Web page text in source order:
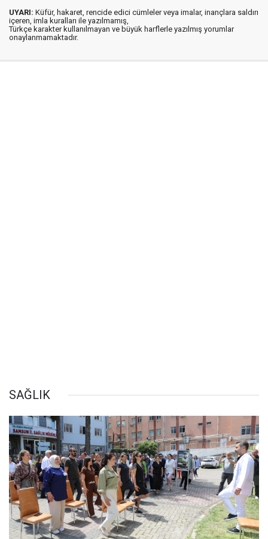
UYARI: Küfür, hakaret, rencide edici cümleler veya imalar, inançlara saldırı
içeren, imla kuralları ile yazılmamış,
Türkçe karakter kullanılmayan ve büyük harflerle yazılmış yorumlar
onaylanmamaktadır.
SAĞLIK